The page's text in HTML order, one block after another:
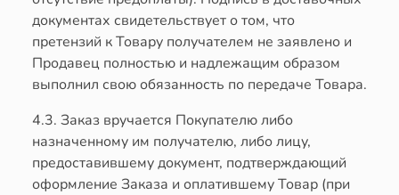
документах свидетельствует о том, что
претензий к Товару получателем не заявлено и
Продавец полностью и надлежащим образом
выполнил свою обязанность по передаче Товара.
4.3. Заказ вручается Покупателю либо
назначенному им получателю, либо лицу,
предоставившему документ, подтверждающий
оформление Заказа и оплатившему Товар (при